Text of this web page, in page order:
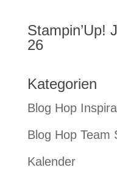
Stampin’Up!
26
Kategorien
Blog Hop
Blog Hop Team
Kalender